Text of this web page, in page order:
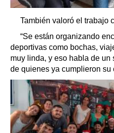
También valoró el trabajo
“Se están organizando
deportivas como bochas,
muy linda, y eso habla de
de quienes ya cumplieron su